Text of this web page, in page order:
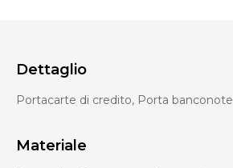
Dettaglio
Portacarte di credito, Porta banconote
Materiale